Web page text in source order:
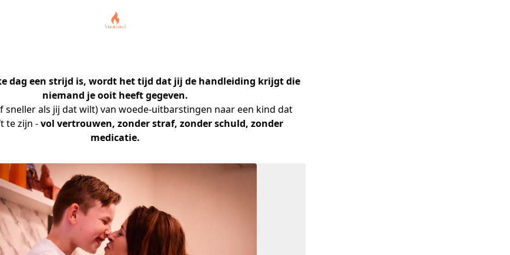
dag een strijd is, wordt het tijd dat jij de handleiding krijgt die
niemand je ooit heeft gegeven.
sneller als jij dat wilt) van woede-uitbarstingen naar een kind dat
te zijn - vol vertrouwen, zonder straf, zonder schuld, zonder
medicatie.